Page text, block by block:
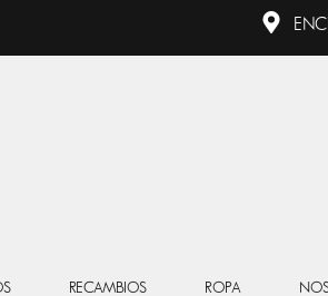
RECAMBIOS ROPA